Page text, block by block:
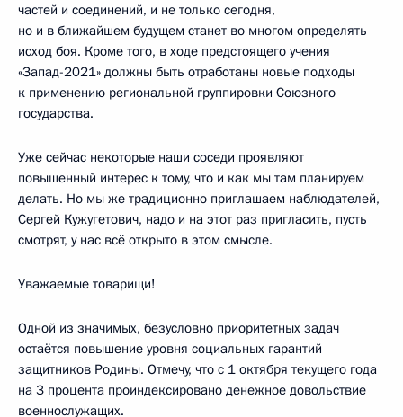
частей и соединений, и не только сегодня,
но и в ближайшем будущем станет во многом определять
исход боя. Кроме того, в ходе предстоящего учения
«Запад-2021» должны быть отработаны новые подходы
к применению региональной группировки Союзного
государства.
Уже сейчас некоторые наши соседи проявляют
повышенный интерес к тому, что и как мы там планируем
делать. Но мы же традиционно приглашаем наблюдателей,
Сергей Кужугетович, надо и на этот раз пригласить, пусть
смотрят, у нас всё открыто в этом смысле.
Уважаемые товарищи!
Одной из значимых, безусловно приоритетных задач
остаётся повышение уровня социальных гарантий
защитников Родины. Отмечу, что с 1 октября текущего года
на 3 процента проиндексировано денежное довольствие
военнослужащих.